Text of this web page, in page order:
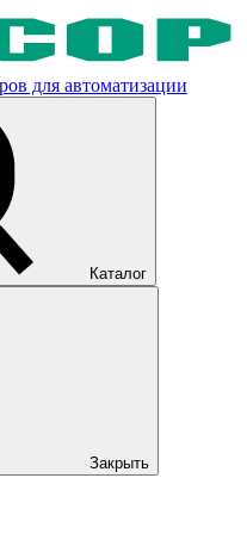
для автоматизации
Каталог
Закрыть